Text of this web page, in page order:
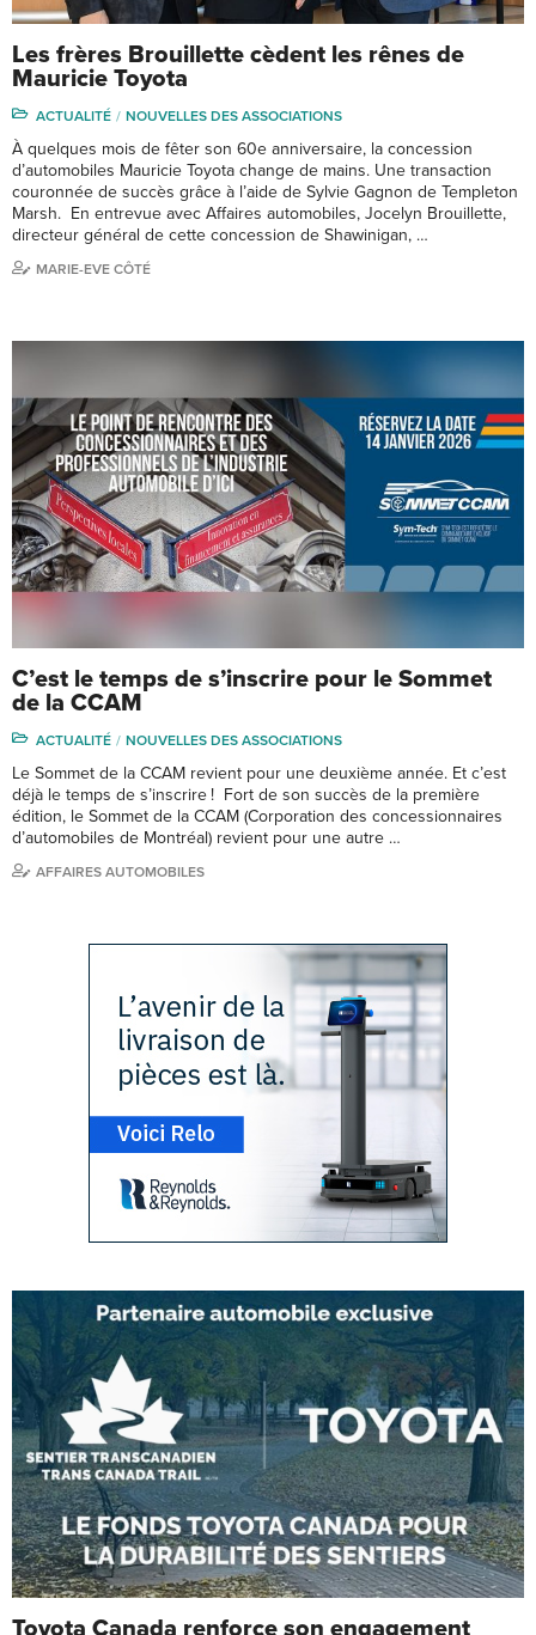
Les frères Brouillette cèdent les rênes de
Mauricie Toyota
ACTUALITÉ NOUVELLES DES ASSOCIATIONS
À quelques mois de fêter son 60e anniversaire, la concession
d’automobiles Mauricie Toyota change de mains. Une transaction
couronnée de succès grâce à l’aide de Sylvie Gagnon de Templeton
Marsh. En entrevue avec Affaires automobiles, Jocelyn Brouillette,
directeur général de cette concession de Shawinigan, …
MARIE-EVE CÔTÉ
C’est le temps de s’inscrire pour le Sommet
de la CCAM
ACTUALITÉ NOUVELLES DES ASSOCIATIONS
Le Sommet de la CCAM revient pour une deuxième année. Et c’est
déjà le temps de s’inscrire ! Fort de son succès de la première
édition, le Sommet de la CCAM (Corporation des concessionnaires
d’automobiles de Montréal) revient pour une autre …
AFFAIRES AUTOMOBILES
Toyota Canada renforce son engagement